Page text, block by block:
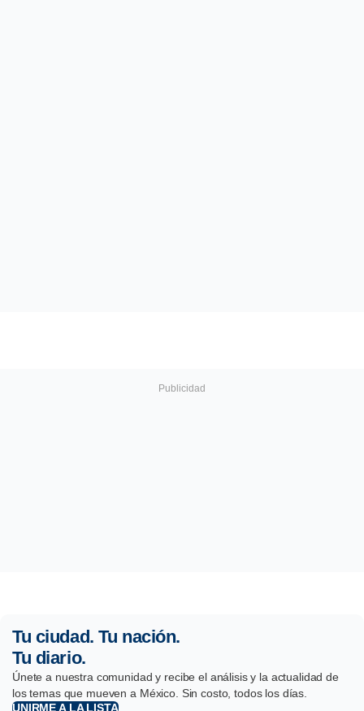
Tu ciudad. Tu nación.
Tu diario.
Únete a nuestra comunidad y recibe el análisis y la actualidad de
los temas que mueven a México. Sin costo, todos los días.
UNIRME A LA LISTA